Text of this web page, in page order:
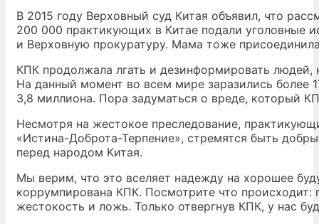
В 2015 году Верховный суд Китая объявил, что
200 000 практикующих в Китае подали уголовные
и Верховную прокуратуру. Мама тоже
КПК продолжала лгать и дезинформировать людей,
На данный момент во всем мире заразились более
3,8 миллиона. Пора задуматься о вреде, который
Несмотря на жестокое преследование,
«Истина-Доброта-Терпение», стремятся быть
перед народом Китая.
Мы верим, что это вселяет надежду на хорошее
коррумпирована КПК. Посмотрите что происходит:
жестокость и ложь. Только отвергнув КПК, у нас